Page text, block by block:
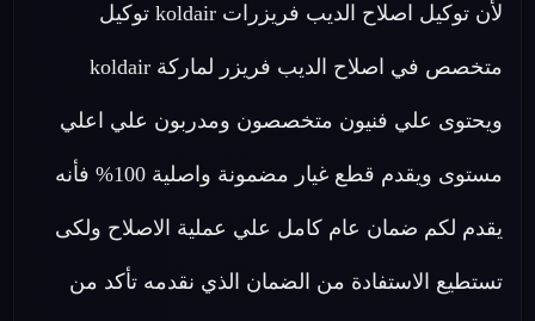
لأن توكيل اصلاح الديب فريزرات koldair توكيل
متخصص في اصلاح الديب فريزر لماركة koldair
ويحتوى علي فنيون متخصصون ومدربون علي اعلي
مستوى ويقدم قطع غيار مضمونة واصلية 100% فأنه
يقدم لكم ضمان عام كامل علي عملية الاصلاح ولكى
تستطيع الاستفادة من الضمان الذي نقدمه تأكد من